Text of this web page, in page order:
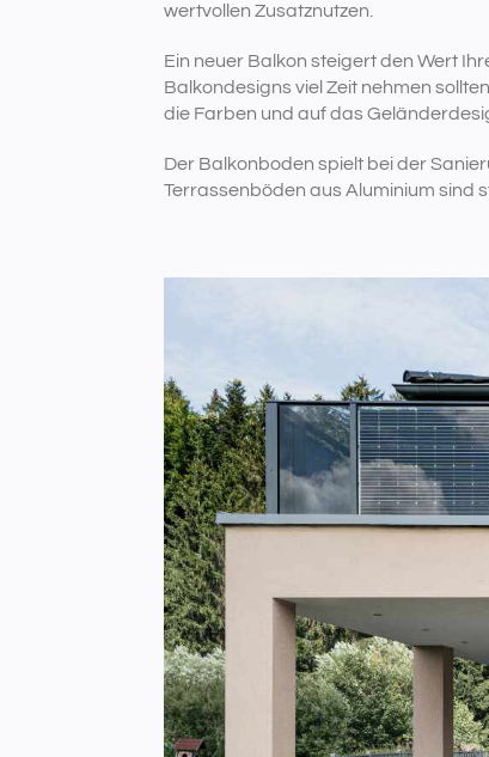
wertvollen Zusatznutzen.
Ein neuer Balkon steigert den Wert
Balkondesigns viel Zeit nehmen
die Farben und auf das
Der Balkonboden spielt bei der
Terrassenböden aus Aluminium sind